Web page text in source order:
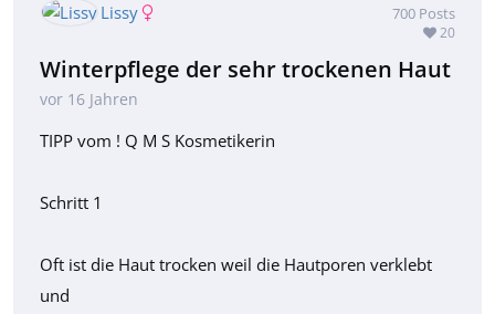
Lissy 700 Posts
20
Winterpflege der sehr trockenen Haut
vor 16 Jahren
TIPP vom ! Q M S Kosmetikerin
Schritt 1
Oft ist die Haut trocken weil die Hautporen verklebt
und